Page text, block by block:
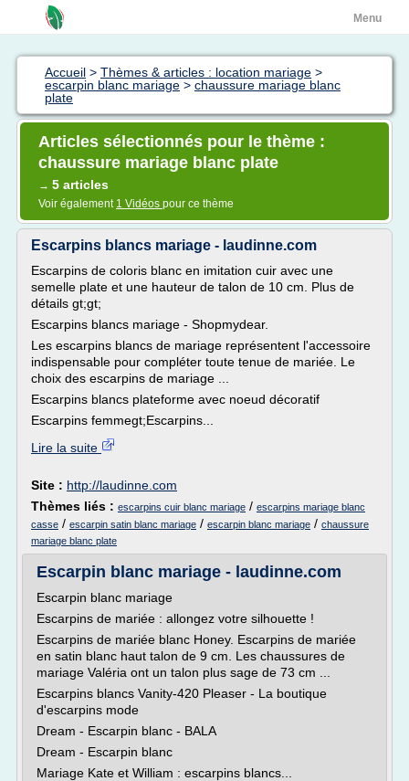
Menu
Accueil > Thèmes & articles : location mariage >
escarpin blanc mariage > chaussure mariage blanc
plate
Articles sélectionnés pour le thème :
chaussure mariage blanc plate
→ 5 articles
Voir également 1 Vidéos pour ce thème
Escarpins blancs mariage - laudinne.com
Escarpins de coloris blanc en imitation cuir avec une
semelle plate et une hauteur de talon de 10 cm. Plus de
détails gt;gt;
Escarpins blancs mariage - Shopmydear.
Les escarpins blancs de mariage représentent l'accessoire
indispensable pour compléter toute tenue de mariée. Le
choix des escarpins de mariage ...
Escarpins blancs plateforme avec noeud décoratif
Escarpins femmegt;Escarpins...
Lire la suite
Site : http://laudinne.com
Thèmes liés : escarpins cuir blanc mariage / escarpins mariage blanc
casse / escarpin satin blanc mariage / escarpin blanc mariage / chaussure
mariage blanc plate
Escarpin blanc mariage - laudinne.com
Escarpin blanc mariage
Escarpins de mariée : allongez votre silhouette !
Escarpins de mariée blanc Honey. Escarpins de mariée
en satin blanc haut talon de 9 cm. Les chaussures de
mariage Valéria ont un talon plus sage de 73 cm ...
Escarpins blancs Vanity-420 Pleaser - La boutique
d'escarpins mode
Dream - Escarpin blanc - BALA
Dream - Escarpin blanc
Mariage Kate et William : escarpins blancs...